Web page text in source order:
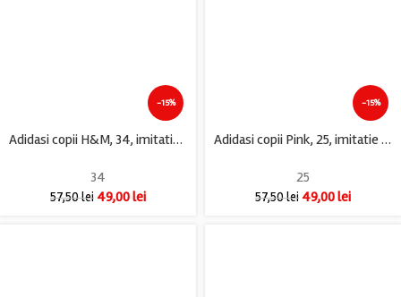
-15%
Adidasi copii H&M, 34, imitatie de piele, material textil, alb gri
34
57,50lei 49,00lei
-15%
Adidasi copii Pink, 25, imitatie de piele, roz
25
57,50lei 49,00lei